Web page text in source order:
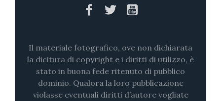
Il materiale fotografico, ove non dichiarata
la dicitura di copyright e i diritti di utilizzo, è
stato in buona fede ritenuto di pubblico
dominio. Qualora la loro pubblicazione
violasse eventuali diritti d’autore vogliate